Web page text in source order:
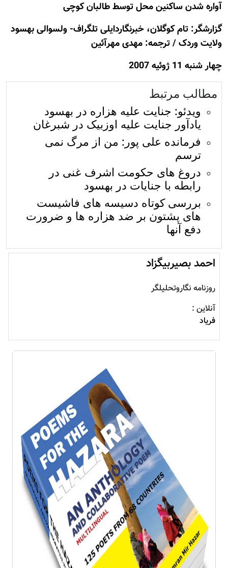
آواره شدن ساکنین محل توسط طالبان کوچی
گزارشگر: تام کوگلان، خبرنگاردایلی تلگراف- ولسوالی بهسود
ولایت وردک / ترجمه: مهدی مهرآئین
چهار شنبه 11 ژوئيه 2007
مطالب مرتبط
ویدئو: جنایت علیه هزاره در بهسود
یادآور جنایت علیه اوزبیک در شبرغان
فرمانده علی پور: من از مرگ نمی
ترسم
دروغ های حکومت اشرف غنی در
رابطه با جنایات در بهسود
بررسی کوتاه دسیسه های فاشیست
های پشتون بر ضد هزاره ها و ضرورت
دفع آنها
احمد بصيربيگزاد
روزنامه نگاروتحليلگر
آنلاین :
فرياد